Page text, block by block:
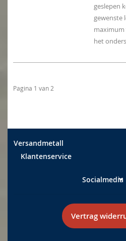
geslepen
gewenste
maximum
het
Pagina 1 van 2
Versandmetall
Klantenservice
Socialmedia
Vertrag